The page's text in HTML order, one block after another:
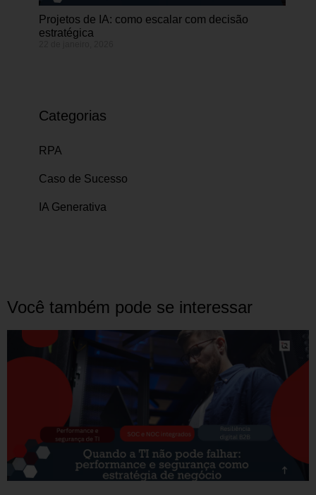
Projetos de IA: como escalar com decisão
estratégica
Categorias
RPA
Caso de Sucesso
IA Generativa
Você também pode se interessar